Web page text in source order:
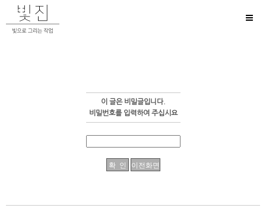
이 글은 비밀글입니다.
비밀번호를 입력하여 주십시요